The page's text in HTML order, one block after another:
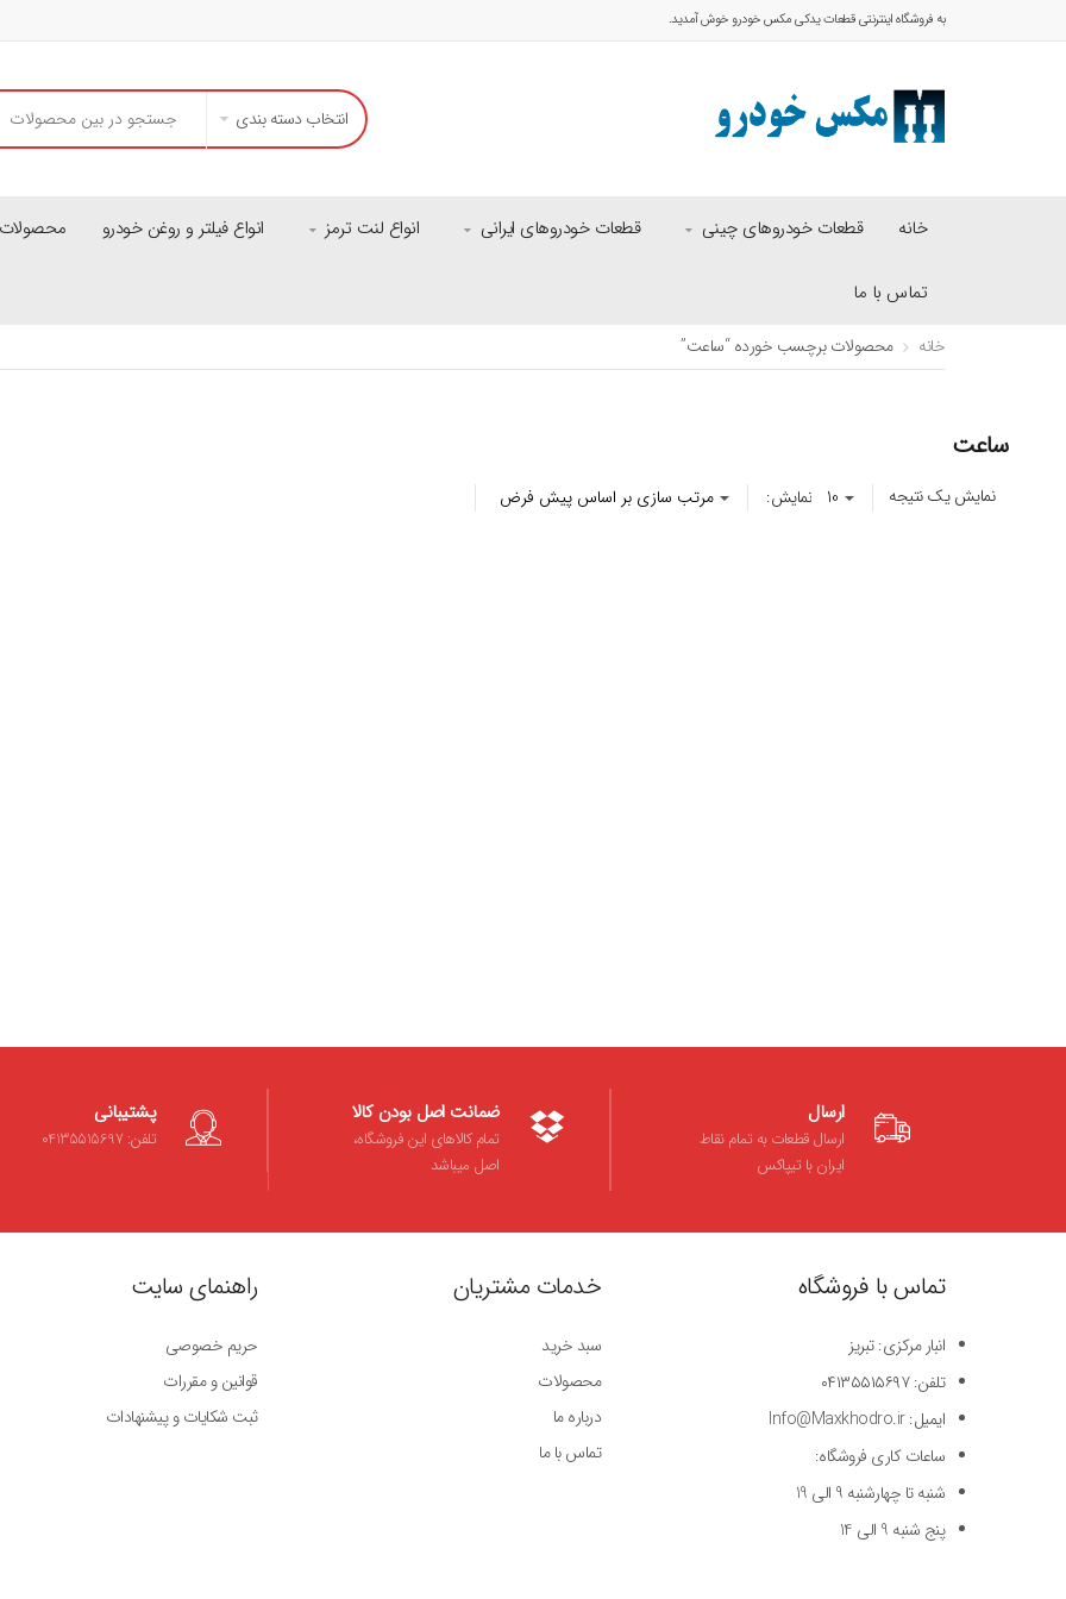
به فروشگاه اینترنتی قطعات یدکی مکس خودرو خوش آمدید.
انتخاب دسته بندی
خانه قطعات خودروهای چینی قطعات خودروهای ایرانی انواع لنت ترمز انواع فیلتر و روغن خودرو محصولات
تماس با ما
خانه محصولات برچسب خورده “ساعت”
ساعت
نمایش یک نتیجه نمایش:
پشتیبانی
تلفن: 04135515697
ضمانت اصل بودن کالا
تمام کالاهای این فروشگاه،
اصل میباشد
ارسال
ارسال قطعات به تمام نقاط
ایران با تیپاکس
راهنمای سایت
حریم خصوصی
قوانین و مقررات
ثبت شکایات و پیشنهادات
خدمات مشتریان
سبد خرید
محصولات
درباره ما
تماس با ما
تماس با فروشگاه
انبار مرکزی: تبریز
تلفن: ۰۴۱۳۵۵۱۵۶۹۷
ایمیل: Info@Maxkhodro.ir
ساعات کاری فروشگاه:
شنبه تا چهارشنبه 9 الی 19
پنج شنبه 9 الی 14